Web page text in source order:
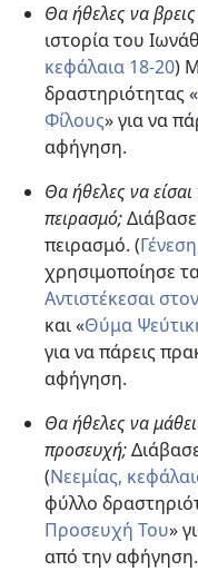
Θα ήθελες να
ιστορία του
κεφάλαια 18-20)
δραστηριότητας «
Φίλους» για να
αφήγηση.
Θα ήθελες να
πειρασμό;
πειρασμό. (
χρησιμοποίησε
Αντιστέκεσαι
και «Θύμα
για να πάρεις
αφήγηση.
Θα ήθελες να
προσευχή;
(Νεεμίας,
φύλλο
Προσευχή Του»
από την αφήγηση.